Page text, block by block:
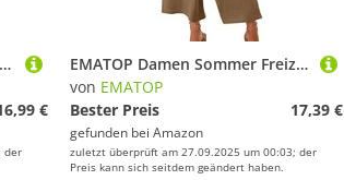
EMATOP 2 Teiler Hosenanzug Damen Elegant Zweiteiler Outfit Sommer Ärmelloses Tank Top und Hose Trainingsanzug Baumwolle Leinen Freizeitanzug mit Taschen Sportanzug Leicht Einfarbig Loungewear
€
der
EMATOP Damen Sommer Freizeitanzug Casual Zweiteiler Yoga Outfit Baumwolle Leinen Jogginganzug Locker Elegant Hosenanzug mit Taschen Fitnessanzug Lässig Einfarbig Tank Top und Hose Activewear
von EMATOP
Bester Preis
17,39 €
gefunden bei Amazon
zuletzt überprüft am 27.09.2025 um 00:03; der
Preis kann sich seitdem geändert haben.